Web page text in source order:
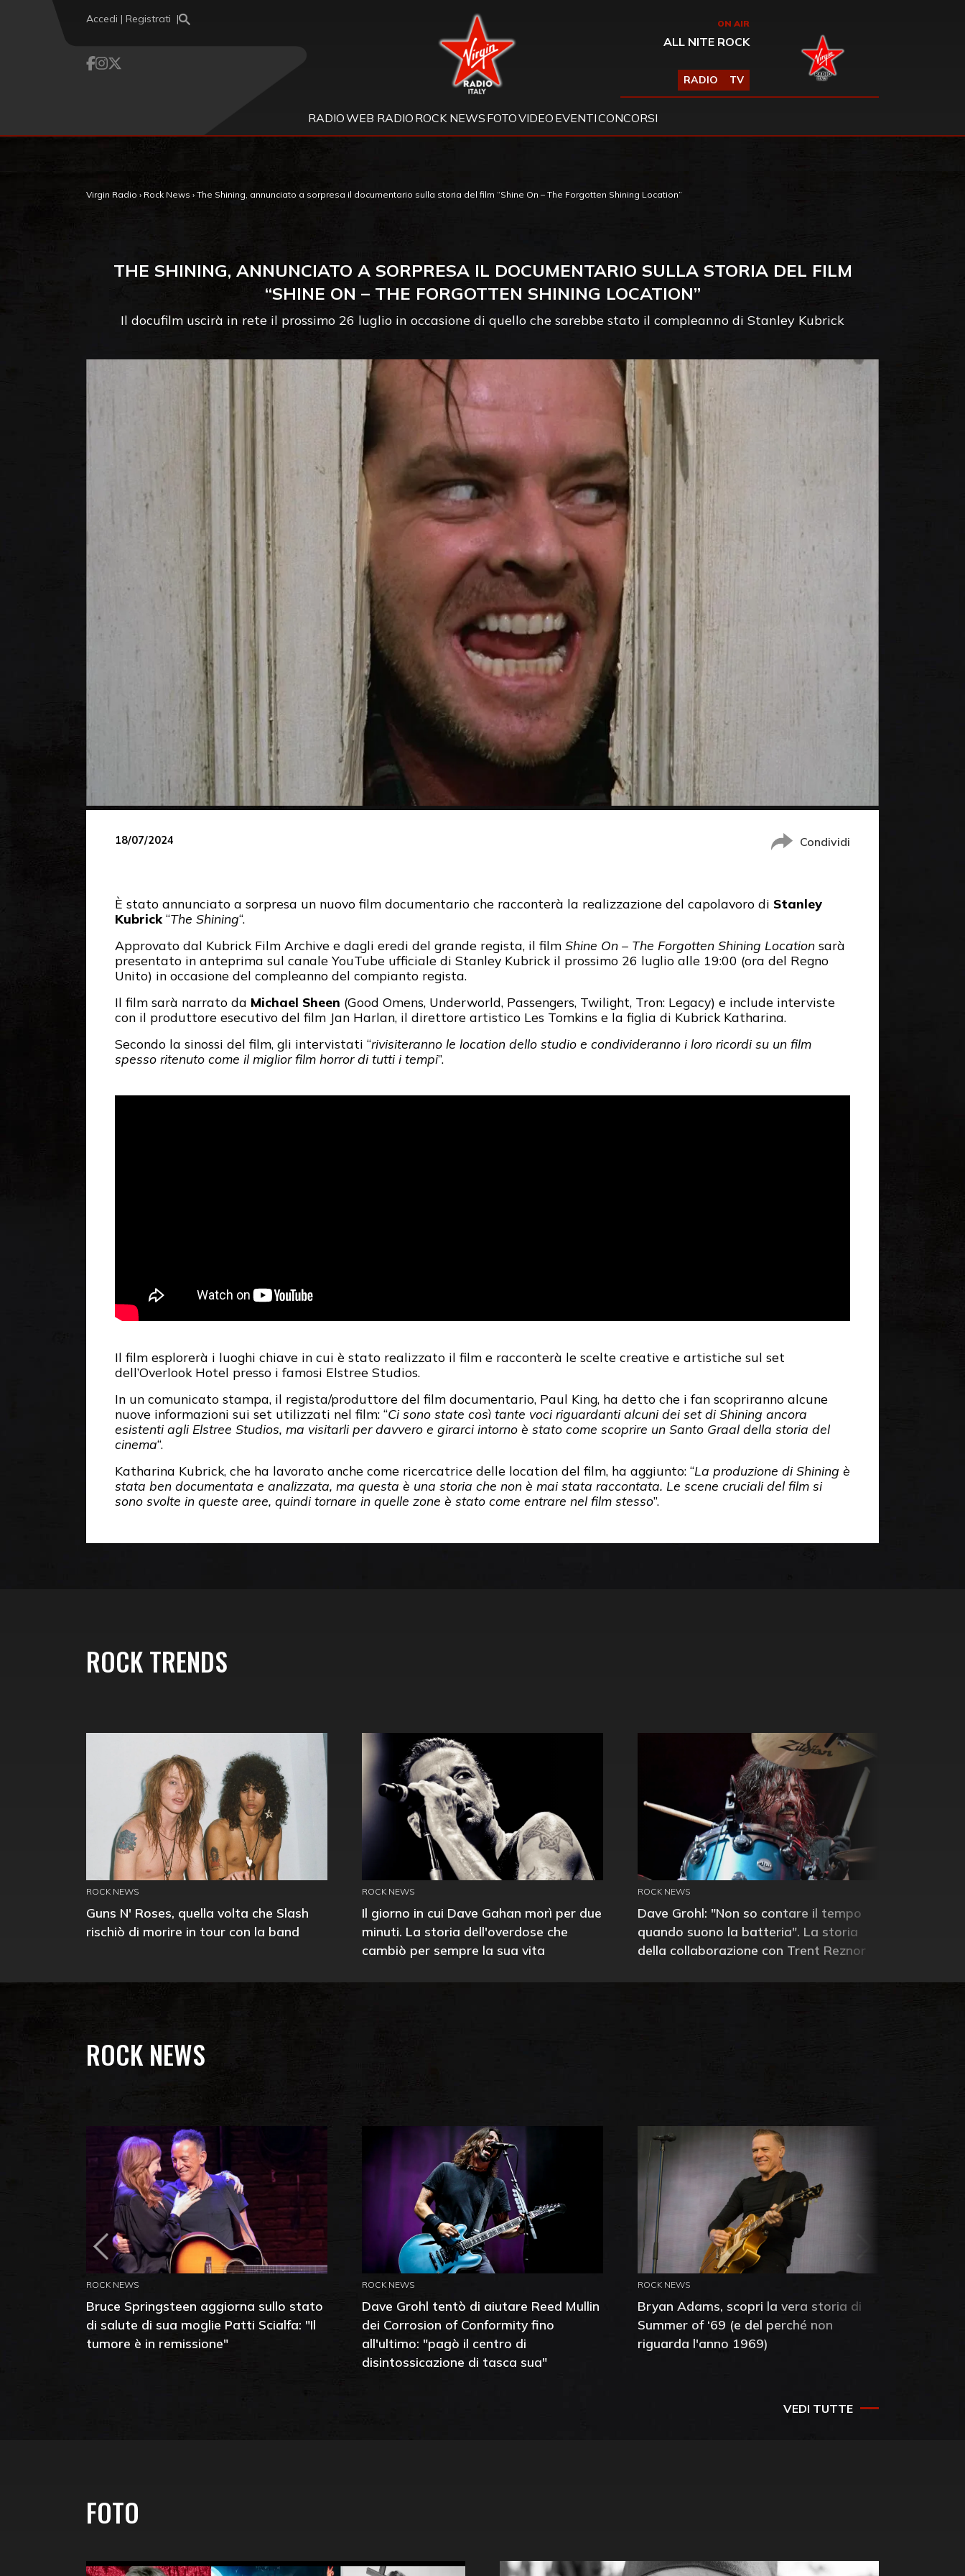
Accedi | Registrati Virgin Radio ON AIR
ALL NITE ROCK
RADIO TV
RADIOWEB RADIO ROCK NEWS FOTOVIDEO EVENTICONCORSI
Virgin Radio › Rock News › The Shining, annunciato a sorpresa il documentario sulla storia del film “Shine On – The Forgotten Shining Location”
THE SHINING, ANNUNCIATO A SORPRESA IL DOCUMENTARIO SULLA STORIA DEL FILM
“SHINE ON – THE FORGOTTEN SHINING LOCATION”
Il docufilm uscirà in rete il prossimo 26 luglio in occasione di quello che sarebbe stato il compleanno di Stanley Kubrick
18/07/2024 Condividi
È stato annunciato a sorpresa un nuovo film documentario che racconterà la realizzazione del capolavoro di Stanley
Kubrick “The Shining“.
Approvato dal Kubrick Film Archive e dagli eredi del grande regista, il film Shine On – The Forgotten Shining Location sarà
presentato in anteprima sul canale YouTube ufficiale di Stanley Kubrick il prossimo 26 luglio alle 19:00 (ora del Regno
Unito) in occasione del compleanno del compianto regista.
Il film sarà narrato da Michael Sheen (Good Omens, Underworld, Passengers, Twilight, Tron: Legacy) e include interviste
con il produttore esecutivo del film Jan Harlan, il direttore artistico Les Tomkins e la figlia di Kubrick Katharina.
Secondo la sinossi del film, gli intervistati “rivisiteranno le location dello studio e condivideranno i loro ricordi su un film
spesso ritenuto come il miglior film horror di tutti i tempi”.
Il film esplorerà i luoghi chiave in cui è stato realizzato il film e racconterà le scelte creative e artistiche sul set
dell’Overlook Hotel presso i famosi Elstree Studios.
In un comunicato stampa, il regista/produttore del film documentario, Paul King, ha detto che i fan scopriranno alcune
nuove informazioni sui set utilizzati nel film: “Ci sono state così tante voci riguardanti alcuni dei set di Shining ancora
esistenti agli Elstree Studios, ma visitarli per davvero e girarci intorno è stato come scoprire un Santo Graal della storia del
cinema“.
Katharina Kubrick, che ha lavorato anche come ricercatrice delle location del film, ha aggiunto: “La produzione di Shining è
stata ben documentata e analizzata, ma questa è una storia che non è mai stata raccontata. Le scene cruciali del film si
sono svolte in queste aree, quindi tornare in quelle zone è stato come entrare nel film stesso”.
ROCK TRENDS
ROCK NEWS
Guns N' Roses, quella volta che Slash
rischiò di morire in tour con la band
ROCK NEWS
Il giorno in cui Dave Gahan morì per due
minuti. La storia dell'overdose che
cambiò per sempre la sua vita
ROCK NEWS
Dave Grohl: "Non so contare il tempo
quando suono la batteria". La storia
della collaborazione con Trent Reznor
ROCK NEWS
ROCK NEWS
Bruce Springsteen aggiorna sullo stato
di salute di sua moglie Patti Scialfa: "Il
tumore è in remissione"
ROCK NEWS
Dave Grohl tentò di aiutare Reed Mullin
dei Corrosion of Conformity fino
all'ultimo: "pagò il centro di
disintossicazione di tasca sua"
ROCK NEWS
Bryan Adams, scopri la vera storia di
Summer of ‘69 (e del perché non
riguarda l'anno 1969)
VEDI TUTTE
FOTO